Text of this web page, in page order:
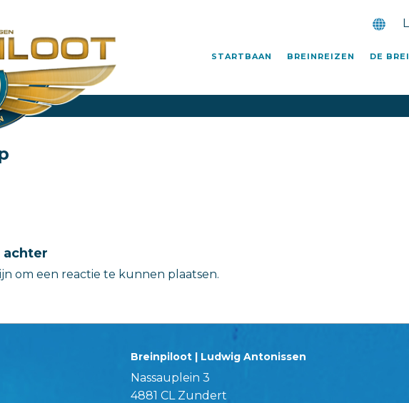
STARTBAAN BREINREIZEN DE
achter
om een reactie te kunnen plaatsen.
Breinpiloot | Ludwig Antonissen
Nassauplein 3
4881 CL Zundert